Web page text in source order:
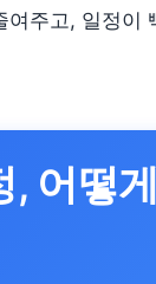
주고, 일정이
, 어떻